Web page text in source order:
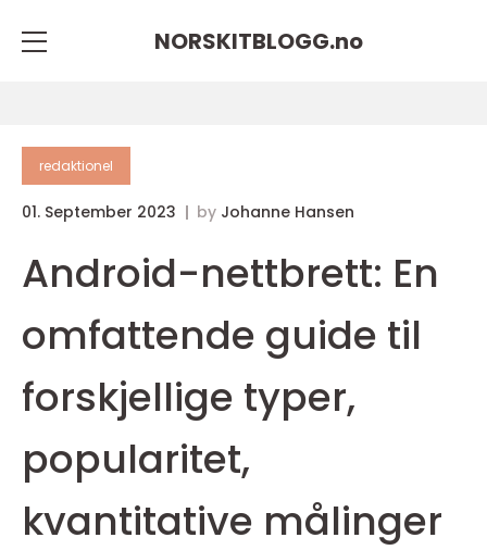
NORSKITBLOGG.no
redaktionel
01. September 2023 by Johanne Hansen
Android-nettbrett: En
omfattende guide til
forskjellige typer,
popularitet,
kvantitative målinger